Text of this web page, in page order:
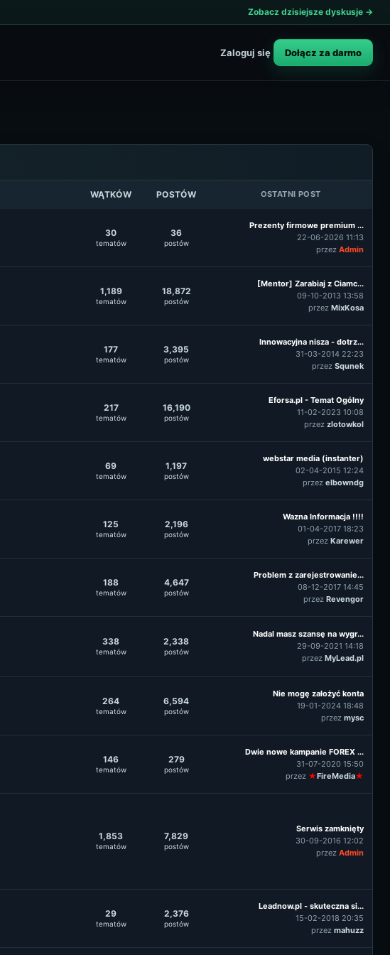
Zobacz dzisiejsze dyskusje →
Zaloguj się Dołącz za darmo
WĄTKÓW POSTÓW OSTATNI POST
30
tematów
36
postów
Prezenty firmowe premium ...
22-06-2026 11:13
przez Admin
1,189
tematów
18,872
postów
[Mentor] Zarabiaj z Ciamc...
09-10-2013 13:58
przez MixKosa
177
tematów
3,395
postów
Innowacyjna nisza - dotrz...
31-03-2014 22:23
przez Squnek
217
tematów
16,190
postów
Eforsa.pl - Temat Ogólny
11-02-2023 10:08
przez zlotowkol
69
tematów
1,197
postów
webstar media (instanter)
02-04-2015 12:24
przez elbowndg
125
tematów
2,196
postów
Wazna Informacja !!!!
01-04-2017 18:23
przez Karewer
188
tematów
4,647
postów
Problem z zarejestrowanie...
08-12-2017 14:45
przez Revengor
338
tematów
2,338
postów
Nadal masz szansę na wygr...
29-09-2021 14:18
przez MyLead.pl
264
tematów
6,594
postów
Nie mogę założyć konta
19-01-2024 18:48
przez mysc
146
tematów
279
postów
Dwie nowe kampanie FOREX ...
31-07-2020 15:50
przez ★FireMedia★
1,853
tematów
7,829
postów
Serwis zamknięty
30-09-2016 12:02
przez Admin
29
tematów
2,376
postów
Leadnow.pl - skuteczna si...
15-02-2018 20:35
przez mahuzz